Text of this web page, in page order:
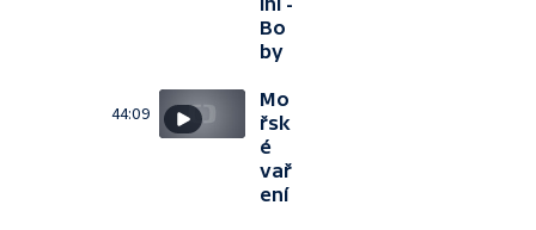
Bo
by
44:09
Mo
řsk
é
vař
ení